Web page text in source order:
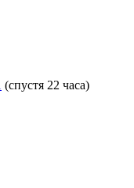
(спустя 22 часа)